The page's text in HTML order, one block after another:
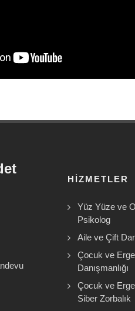
HIZMETLER
Yüz Yüze ve
Psikolog
Aile ve Çift
Çocuk ve
Danışmanlığı
Çocuk ve
Siber Zorbalık